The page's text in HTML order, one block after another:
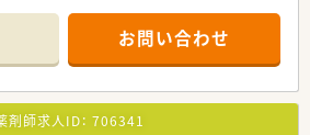
花粉症シーズンなど季節により変動がござい
いては詳細を調整中ですが、事務スタッフを
者様に親しまれる店舗作りを行っておりま
お問い合わせ
剤師求人ID： 706341